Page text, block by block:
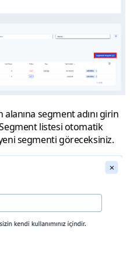
segment adını girin
listesi otomatik
segmenti göreceksiniz.